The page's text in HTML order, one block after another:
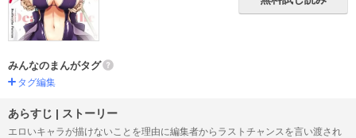
みんなのまんがタグ
タグ編集
あらすじ | ストーリー
エロいキャラが描けないことを理由に編集者からラストチャンスを言い渡され